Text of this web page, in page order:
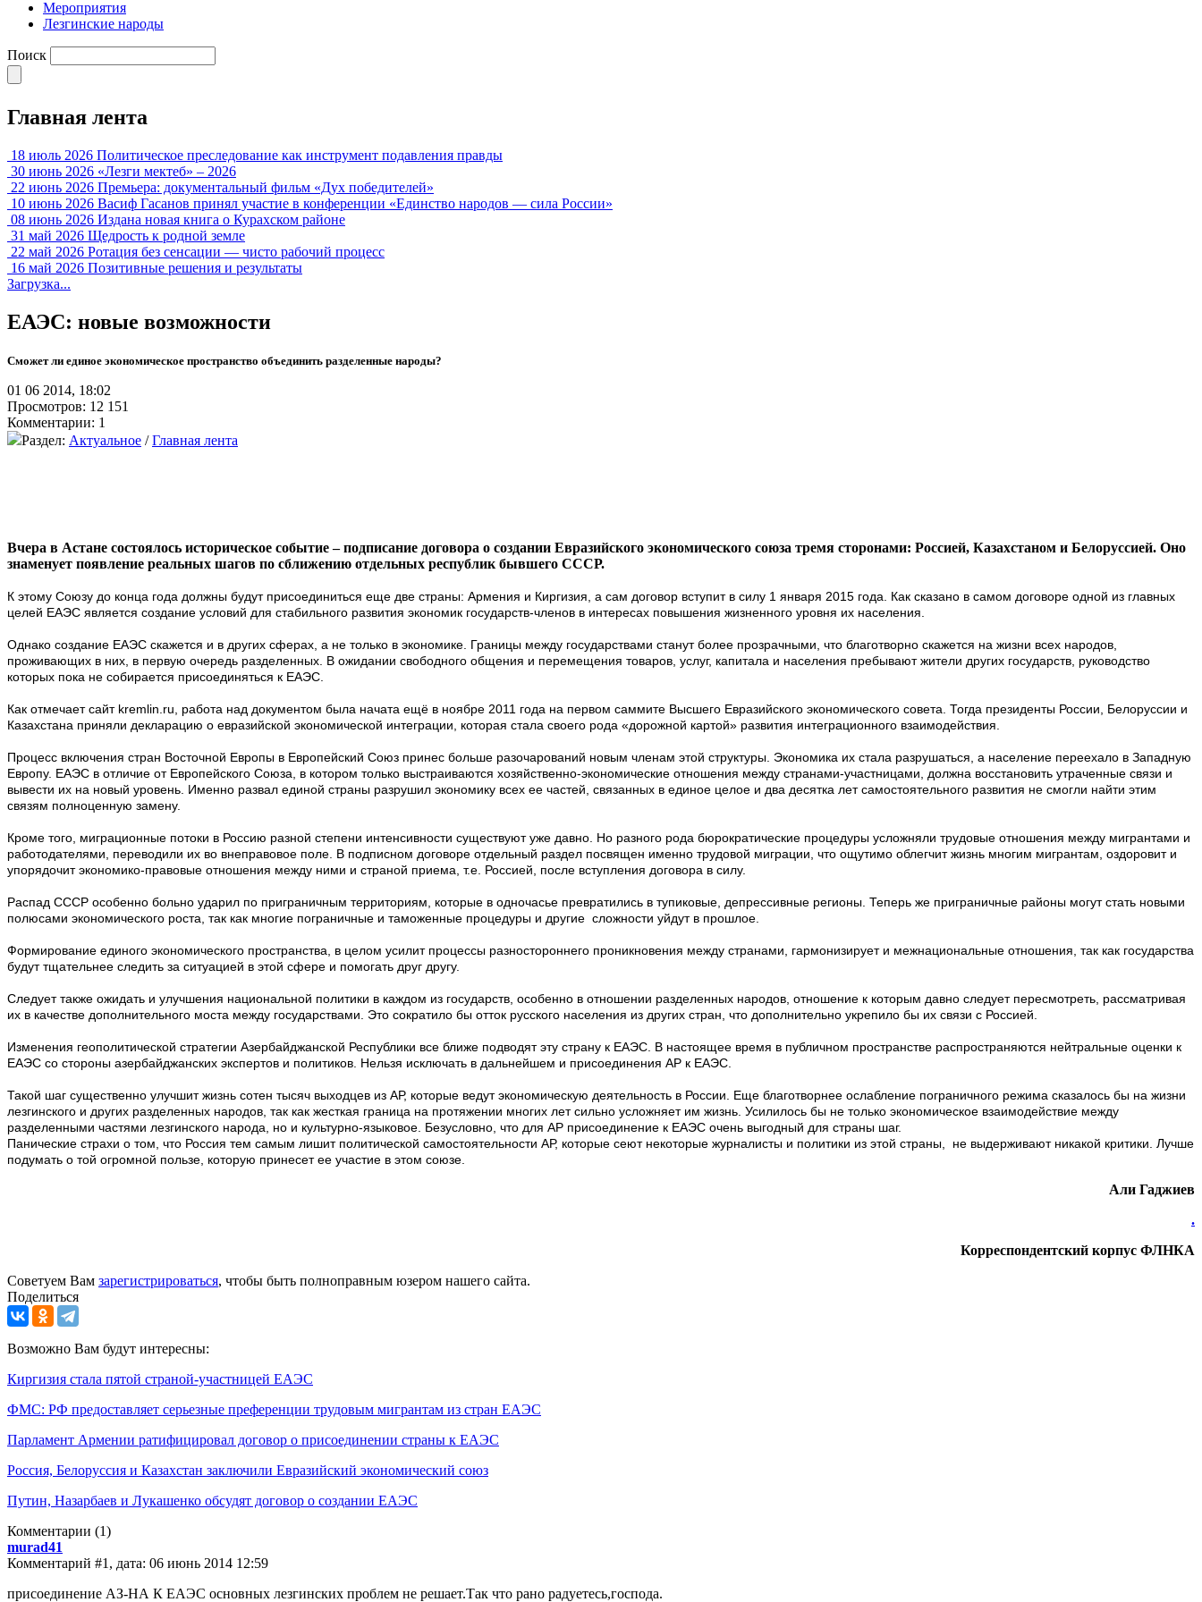
Мероприятия
Лезгинские народы
Поиск
Главная лента
18 июль 2026 Политическое преследование как инструмент подавления правды
30 июнь 2026 «Лезги мектеб» – 2026
22 июнь 2026 Премьера: документальный фильм «Дух победителей»
10 июнь 2026 Васиф Гасанов принял участие в конференции «Единство народов — сила России»
08 июнь 2026 Издана новая книга о Курахском районе
31 май 2026 Щедрость к родной земле
22 май 2026 Ротация без сенсации — чисто рабочий процесс
16 май 2026 Позитивные решения и результаты
Загрузка...
ЕАЭС: новые возможности
Сможет ли единое экономическое пространство объединить разделенные народы?
01 06 2014, 18:02
Просмотров: 12 151
Комментарии: 1
Раздел: Актуальное /Главная лента
Вчера в Астане состоялось историческое событие – подписание договора о создании Евразийского экономического союза тремя сторонами: Россией, Казахстаном и Белоруссией. Оно
знаменует появление реальных шагов по сближению отдельных республик бывшего СССР.
К этому Союзу до конца года должны будут присоединиться еще две страны: Армения и Киргизия, а сам договор вступит в силу 1 января 2015 года. Как сказано в самом договоре одной из главных
целей ЕАЭС является создание условий для стабильного развития экономик государств-членов в интересах повышения жизненного уровня их населения.
Однако создание ЕАЭС скажется и в других сферах, а не только в экономике. Границы между государствами станут более прозрачными, что благотворно скажется на жизни всех народов,
проживающих в них, в первую очередь разделенных. В ожидании свободного общения и перемещения товаров, услуг, капитала и населения пребывают жители других государств, руководство
которых пока не собирается присоединяться к ЕАЭС.
Как отмечает сайт kremlin.ru, работа над документом была начата ещё в ноябре 2011 года на первом саммите Высшего Евразийского экономического совета. Тогда президенты России, Белоруссии и
Казахстана приняли декларацию о евразийской экономической интеграции, которая стала своего рода «дорожной картой» развития интеграционного взаимодействия.
Процесс включения стран Восточной Европы в Европейский Союз принес больше разочарований новым членам этой структуры. Экономика их стала разрушаться, а население переехало в Западную
Европу. ЕАЭС в отличие от Европейского Союза, в котором только выстраиваются хозяйственно-экономические отношения между странами-участницами, должна восстановить утраченные связи и
вывести их на новый уровень. Именно развал единой страны разрушил экономику всех ее частей, связанных в единое целое и два десятка лет самостоятельного развития не смогли найти этим
связям полноценную замену.
Кроме того, миграционные потоки в Россию разной степени интенсивности существуют уже давно. Но разного рода бюрократические процедуры усложняли трудовые отношения между мигрантами и
работодателями, переводили их во внеправовое поле. В подписном договоре отдельный раздел посвящен именно трудовой миграции, что ощутимо облегчит жизнь многим мигрантам, оздоровит и
упорядочит экономико-правовые отношения между ними и страной приема, т.е. Россией, после вступления договора в силу.
Распад СССР особенно больно ударил по приграничным территориям, которые в одночасье превратились в тупиковые, депрессивные регионы. Теперь же приграничные районы могут стать новыми
полюсами экономического роста, так как многие пограничные и таможенные процедуры и другие сложности уйдут в прошлое.
Формирование единого экономического пространства, в целом усилит процессы разностороннего проникновения между странами, гармонизирует и межнациональные отношения, так как государства
будут тщательнее следить за ситуацией в этой сфере и помогать друг другу.
Следует также ожидать и улучшения национальной политики в каждом из государств, особенно в отношении разделенных народов, отношение к которым давно следует пересмотреть, рассматривая
их в качестве дополнительного моста между государствами. Это сократило бы отток русского населения из других стран, что дополнительно укрепило бы их связи с Россией.
Изменения геополитической стратегии Азербайджанской Республики все ближе подводят эту страну к ЕАЭС. В настоящее время в публичном пространстве распространяются нейтральные оценки к
ЕАЭС со стороны азербайджанских экспертов и политиков. Нельзя исключать в дальнейшем и присоединения АР к ЕАЭС.
Такой шаг существенно улучшит жизнь сотен тысяч выходцев из АР, которые ведут экономическую деятельность в России. Еще благотворнее ослабление пограничного режима сказалось бы на жизни
лезгинского и других разделенных народов, так как жесткая граница на протяжении многих лет сильно усложняет им жизнь. Усилилось бы не только экономическое взаимодействие между
разделенными частями лезгинского народа, но и культурно-языковое. Безусловно, что для АР присоединение к ЕАЭС очень выгодный для страны шаг.
Панические страхи о том, что Россия тем самым лишит политической самостоятельности АР, которые сеют некоторые журналисты и политики из этой страны, не выдерживают никакой критики. Лучше
подумать о той огромной пользе, которую принесет ее участие в этом союзе.
Али Гаджиев
.
Корреспондентский корпус ФЛНКА
Советуем Вам зарегистрироваться, чтобы быть полноправным юзером нашего сайта.
Поделиться
Возможно Вам будут интересны:
Киргизия стала пятой страной-участницей ЕАЭС
ФМС: РФ предоставляет серьезные преференции трудовым мигрантам из стран ЕАЭС
Парламент Армении ратифицировал договор о присоединении страны к ЕАЭС
Россия, Белоруссия и Казахстан заключили Евразийский экономический союз
Путин, Назарбаев и Лукашенко обсудят договор о создании ЕАЭС
Комментарии (1)
murad41
Комментарий #1, дата: 06 июнь 2014 12:59
присоединение АЗ-НА К ЕАЭС основных лезгинских проблем не решает.Так что рано радуетесь,господа.